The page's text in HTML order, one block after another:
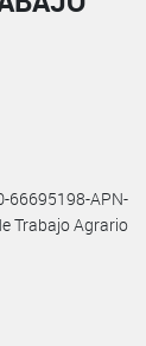
APN-
Trabajo Agrario